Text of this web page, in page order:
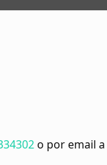
o por email a